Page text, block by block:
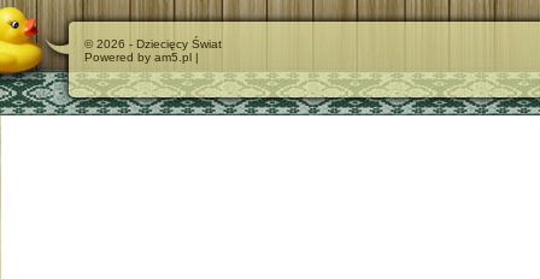
© 2026 - Dziecięcy Świat
Powered by am5.pl |